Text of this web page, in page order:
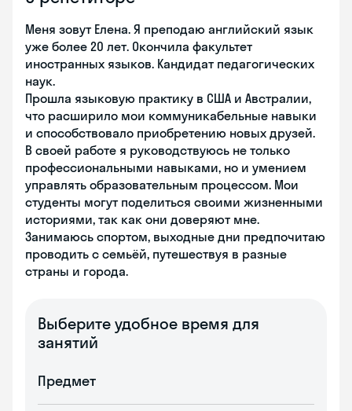
Меня зовут Елена. Я преподаю английский язык
уже более 20 лет. Окончила факультет
иностранных языков. Кандидат педагогических
наук.
Прошла языковую практику в США и Австралии,
что расширило мои коммуникабельные навыки
и способствовало приобретению новых друзей.
В своей работе я руководствуюсь не только
профессиональными навыками, но и умением
управлять образовательным процессом. Мои
студенты могут поделиться своими жизненными
историями, так как они доверяют мне.
Занимаюсь спортом, выходные дни предпочитаю
проводить с семьёй, путешествуя в разные
страны и города.
Выберите удобное время для
занятий
Предмет